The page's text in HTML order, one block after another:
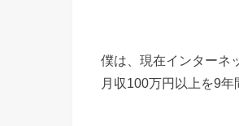
僕は、現在インターネ
月収100万円以上を9年